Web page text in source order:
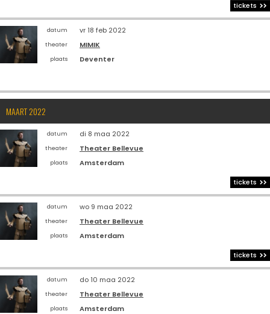
tickets
datum vr 18 feb 2022
theater MIMIK
plaats Deventer
MAART 2022
datum di 8 maa 2022
theater Theater Bellevue
plaats
Amsterdam
tickets
datum wo 9 maa 2022
theater Theater Bellevue
plaats
Amsterdam
tickets
datum do 10 maa 2022
theater Theater Bellevue
plaats
Amsterdam